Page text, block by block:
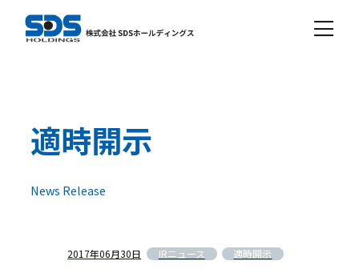
適時開示
News Release
2017年06月30日 IRニュース 適時開示